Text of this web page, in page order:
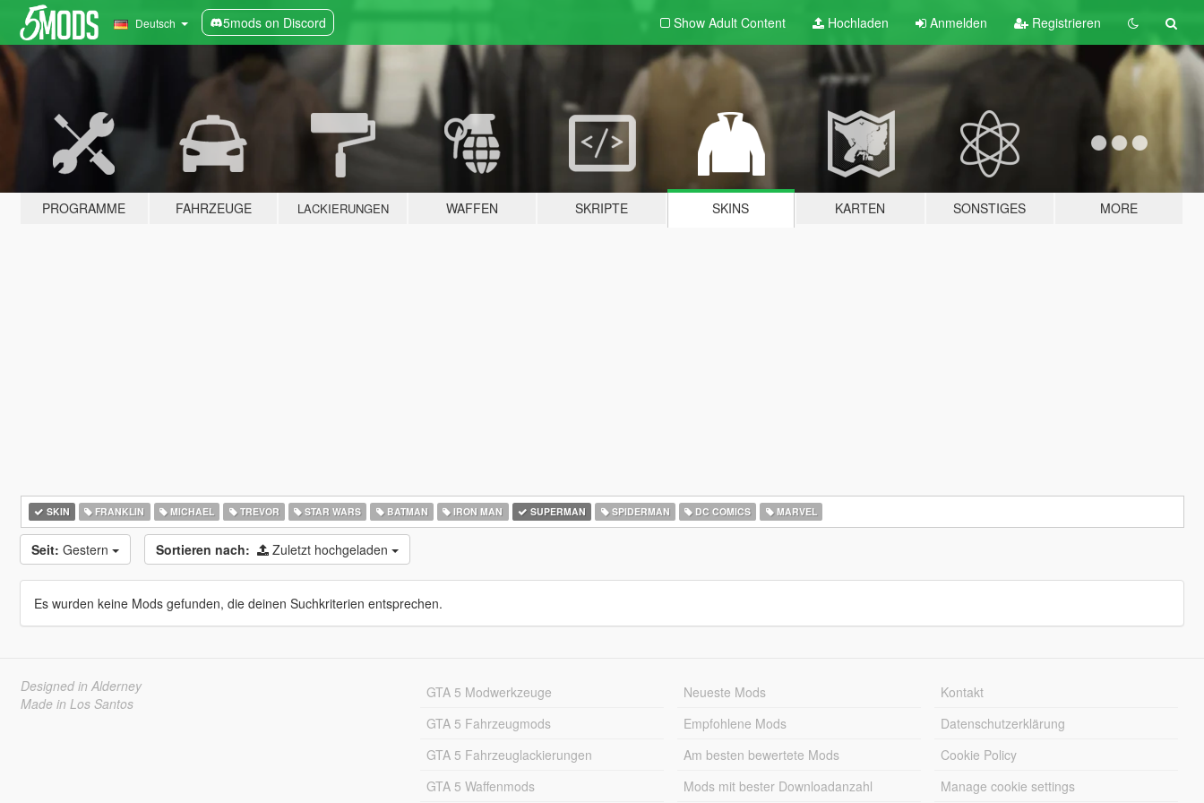
Deutsch 5mods on Discord Show Adult Content Hochladen Anmelden Registrieren
PROGRAMME FAHRZEUGE LACKIERUNGEN WAFFEN SKRIPTE SKINS KARTEN SONSTIGES MORE
SKIN FRANKLIN MICHAEL TREVOR STAR WARS BATMAN IRON MAN SUPERMAN SPIDERMAN DC COMICS MARVEL
Seit: Gestern Sortieren nach: Zuletzt hochgeladen
Es wurden keine Mods gefunden, die deinen Suchkriterien entsprechen.
Designed in Alderney
Made in Los Santos
GTA 5 Modwerkzeuge
GTA 5 Fahrzeugmods
GTA 5 Fahrzeuglackierungen
GTA 5 Waffenmods
Neueste Mods
Empfohlene Mods
Am besten bewertete Mods
Mods mit bester Downloadanzahl
Kontakt
Datenschutzerklärung
Cookie Policy
Manage cookie settings